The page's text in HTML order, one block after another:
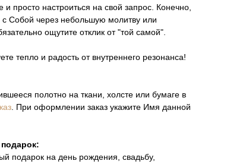
и просто настроиться на свой запрос. Конечно,
Собой через небольшую молитву или
ощутите отклик от "той самой".
тепло и радость от внутреннего резонанса!
полотно на ткани, холсте или бумаге в
. При оформлении заказ укажите Имя данной
подарок на день рождения, свадьбу,